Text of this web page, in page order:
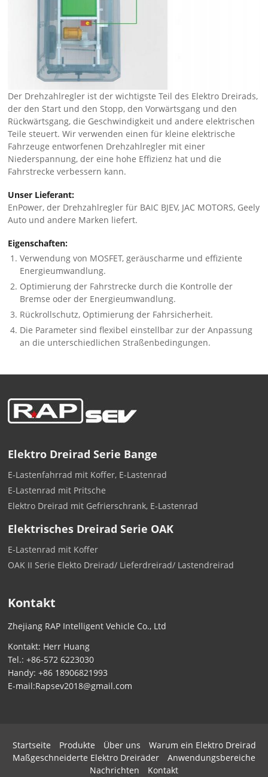
Der Drehzahlregler ist der wichtigste Teil des Elektro Dreirads,
der den Start und den Stopp, den Vorwärtsgang und den
Rückwärtsgang, die Geschwindigkeit und andere elektrischen
Teile steuert. Wir verwenden einen für kleine elektrische
Fahrzeuge entworfenen Drehzahlregler mit einer
Niederspannung, der eine hohe Effizienz hat und die
Fahrstrecke verbessern kann.
Unser Lieferant:
EnPower, der Drehzahlregler für BAIC BJEV, JAC MOTORS, Geely
Auto und andere Marken liefert.
Eigenschaften:
Verwendung von MOSFET, geräuscharme und effiziente
Energieumwandlung.
Optimierung der Fahrstrecke durch die Kontrolle der
Bremse oder der Energieumwandlung.
Rückrollschutz, Optimierung der Fahrsicherheit.
Die Parameter sind flexibel einstellbar zur der Anpassung
an die unterschiedlichen Straßenbedingungen.
Elektro Dreirad Serie Bange
E-Lastenfahrrad mit Koffer, E-Lastenrad
E-Lastenrad mit Pritsche
Elektro Dreirad mit Gefrierschrank, E-Lastenrad
Elektrisches Dreirad Serie OAK
E-Lastenrad mit Koffer
OAK II Serie Elekto Dreirad/ Lieferdreirad/ Lastendreirad
Kontakt
Zhejiang RAP Intelligent Vehicle Co., Ltd
Kontakt: Herr Huang
Tel.:+86-572 6223030
Handy:+86 18906821993
E-mail:Rapsev2018@gmail.com
Startseite Produkte Über uns
Warum ein Elektro Dreirad
Maßgeschneiderte Elektro Dreiräder
Anwendungsbereiche
Nachrichten
Kontakt